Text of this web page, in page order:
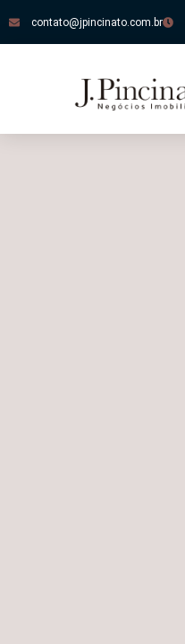
contato@jpincinato.com.br